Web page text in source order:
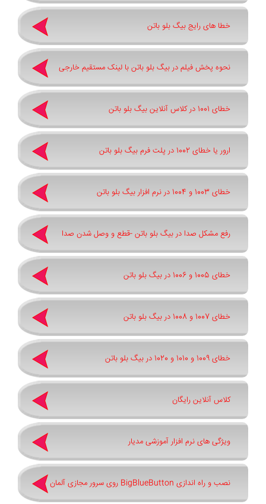
خطا های رایج بیگ بلو باتن
نحوه پخش فیلم در بیگ بلو باتن با لینک مستقیم خارجی
خطای 1001 در کلاس آنلاین بیگ بلو باتن
ارور یا خطای 1002 در پلت فرم بیگ بلو باتن
خطای 1003 و 1004 در نرم افزار بیگ بلو باتن
رفع مشکل صدا در بیگ بلو باتن -قطع و وصل شدن صدا
خطای 1005 و 1006 در بیگ بلو باتن
خطای 1007 و 1008 در بیگ بلو باتن
خطای 1009 و 1010 و 1020 در بیگ بلو باتن
کلاس آنلاین رایگان
ویژگی های نرم افزار آموزشی مدیار
نصب و راه اندازی BigBlueButton روی سرور مجازی آلمان